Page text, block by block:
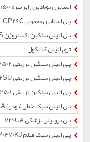
استایرن بوتادین رابر تیره 1500
پلی استایرن معمولی GP26C
پلی اتیلن سنگین اکستروژن 5000S
تری اتیلن گلایکول
پلی اتیلن سنگین تزریقی 52502
پلی اتیلن سنگین تزریقی 52502SU
پلی اتیلن سنگین تزریقی 52501
پلی اتیلن سبک خطی (پودر) 0209AA
پلی پروپیلن پزشکی V30GA
پلی اتیلن سبک فیلم LP0470KJ